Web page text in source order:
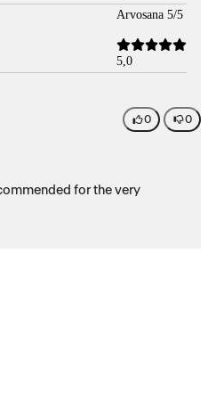
Arvosana 5/5
5,0
0 0